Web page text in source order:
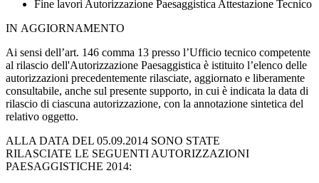
Fine lavori Autorizzazione Paesaggistica Attestazione Tecnico
IN AGGIORNAMENTO
Ai sensi dell’art. 146 comma 13 presso l’Ufficio tecnico competente
al rilascio dell'Autorizzazione Paesaggistica è istituito l’elenco delle
autorizzazioni precedentemente rilasciate, aggiornato e liberamente
consultabile, anche sul presente supporto, in cui è indicata la data di
rilascio di ciascuna autorizzazione, con la annotazione sintetica del
relativo oggetto.
ALLA DATA DEL 05.09.2014 SONO STATE
RILASCIATE LE SEGUENTI AUTORIZZAZIONI
PAESAGGISTICHE 2014: